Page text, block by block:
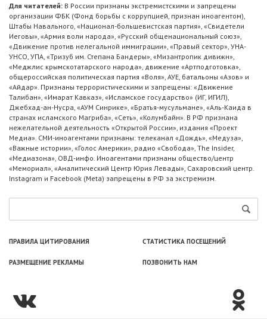
Для читателей: В России признаны экстремистскими и запрещены
организации ФБК (Фонд борьбы с коррупцией, признан иноагентом),
Штабы Навального, «Национал-большевистская партия», «Свидетели
Иеговы», «Армия воли народа», «Русский общенациональный союз»,
«Движение против нелегальной иммиграции», «Правый сектор», УНА-
УНСО, УПА, «Тризуб им. Степана Бандеры», «Мизантропик дивижн»,
«Меджлис крымскотатарского народа», движение «Артподготовка»,
общероссийская политическая партия «Воля», АУЕ, батальоны «Азов» и
«Айдар». Признаны террористическими и запрещены: «Движение
Талибан», «Имарат Кавказ», «Исламское государство» (ИГ, ИГИЛ),
Джебхад-ан-Нусра, «АУМ Синрике», «Братья-мусульмане», «Аль-Каида в
странах исламского Магриба», «Сеть», «Колумбайн». В РФ признана
нежелательной деятельность «Открытой России», издания «Проект
Медиа». СМИ-иноагентами признаны: телеканал «Дождь», «Медуза»,
«Важные истории», «Голос Америки», радио «Свобода», The Insider,
«Медиазона», ОВД-инфо. Иноагентами признаны общество/центр
«Мемориал», «Аналитический Центр Юрия Левады», Сахаровский центр.
Instagram и Facebook (Metа) запрещены в РФ за экстремизм.
ПРАВИЛА ЦИТИРОВАНИЯ СТАТИСТИКА ПОСЕЩЕНИЙ
РАЗМЕЩЕНИЕ РЕКЛАМЫ ПОЗВОНИТЬ НАМ